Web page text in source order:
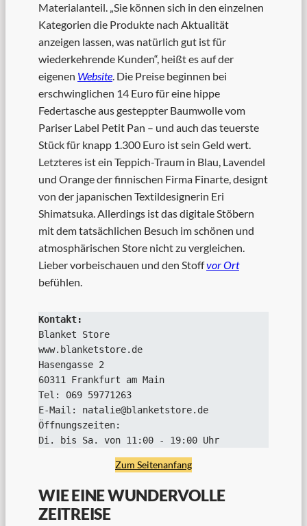
Materialanteil. „Sie können sich in den einzelnen
Kategorien die Produkte nach Aktualität
anzeigen lassen, was natürlich gut ist für
wiederkehrende Kunden“, heißt es auf der
eigenen Website. Die Preise beginnen bei
erschwinglichen 14 Euro für eine hippe
Federtasche aus gesteppter Baumwolle vom
Pariser Label Petit Pan – und auch das teuerste
Stück für knapp 1.300 Euro ist sein Geld wert.
Letzteres ist ein Teppich-Traum in Blau, Lavendel
und Orange der finnischen Firma Finarte, designt
von der japanischen Textildesignerin Eri
Shimatsuka. Allerdings ist das digitale Stöbern
mit dem tatsächlichen Besuch im schönen und
atmosphärischen Store nicht zu vergleichen.
Lieber vorbeischauen und den Stoffvor Ort
befühlen.
Kontakt:
Blanket Store
www.blanketstore.de
Hasengasse 2
60311 Frankfurt am Main
Tel: 069 59771263
E-Mail: natalie@blanketstore.de
Öffnungszeiten:
Di. bis Sa. von 11:00 - 19:00 Uhr
Zum Seitenanfang
WIE EINE WUNDERVOLLE
ZEITREISE